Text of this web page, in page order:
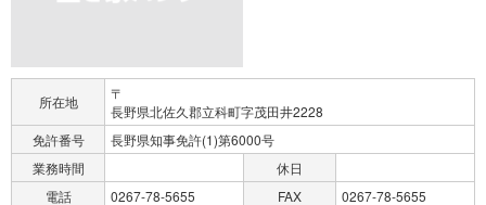
所在地
〒
長野県北佐久郡立科町字茂田井2228
免許番号
長野県知事免許(1)第6000号
業務時間
休日
電話
0267-78-5655 FAX 0267-78-5655